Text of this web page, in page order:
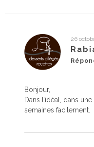
26
Bonjour,
Dans l’idéal, dans
semaines facilement.